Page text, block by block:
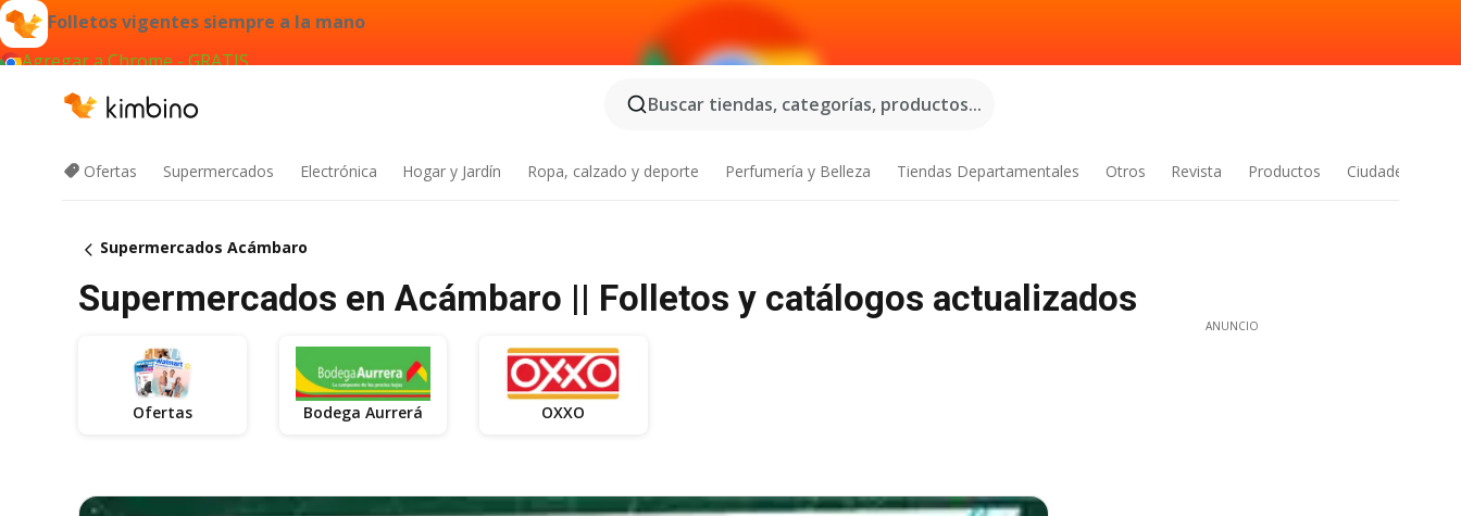
Folletos vigentes siempre a la mano
Agregar a Chrome - GRATIS
Buscar tiendas, categorías, productos...
Ofertas Supermercados Electrónica Hogar y Jardín Ropa, calzado y deporte Perfumería y Belleza Tiendas Departamentales Otros Revista Productos Ciudades
Supermercados Acámbaro
Supermercados en Acámbaro || Folletos y catálogos actualizados
Ofertas Bodega Aurrerá OXXO
ANUNCIO